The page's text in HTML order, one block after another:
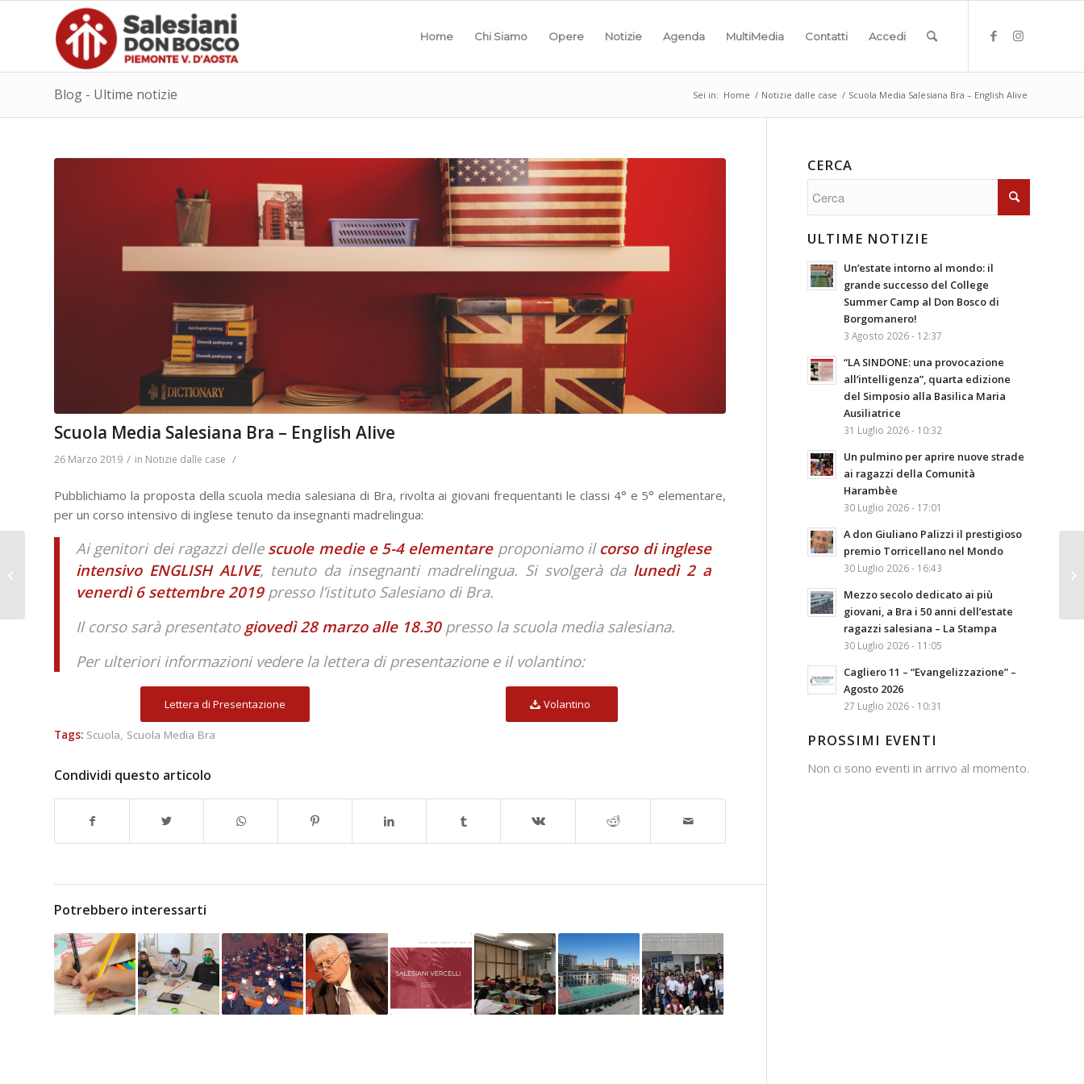
Home Chi Siamo Opere Notizie Agenda MultiMedia Contatti Accedi
Blog - Ultime notizie Sei in: Home / Notizie dalle case / Scuola Media Salesiana Bra – English Alive
Scuola Media Salesiana Bra – English Alive
26 Marzo 2019 / in Notizie dalle case /
Pubblichiamo la proposta della scuola media salesiana di Bra, rivolta ai giovani frequentanti le classi 4° e 5° elementare,
per un corso intensivo di inglese tenuto da insegnanti madrelingua:
Ai genitori dei ragazzi delle scuole medie e 5-4 elementareproponiamo il corso di inglese
intensivo ENGLISH ALIVE, tenuto da insegnanti madrelingua. Si svolgerà da lunedì 2 a
venerdì 6 settembre 2019 presso l’istituto Salesiano di Bra.
Il corso sarà presentato giovedì 28 marzo alle 18.30presso la scuola media salesiana.
Per ulteriori informazioni vedere la lettera di presentazione e il volantino:
Lettera di Presentazione Volantino
Tags: Scuola, Scuola Media Bra
Condividi questo articolo
Potrebbero interessarti
CERCA
ULTIME NOTIZIE
Un’estate intorno al mondo: il
grande successo del College
Summer Camp al Don Bosco di
Borgomanero!
3 Agosto 2026 - 12:37
“LA SINDONE: una provocazione
all’intelligenza”, quarta edizione
del Simposio alla Basilica Maria
Ausiliatrice
31 Luglio 2026 - 10:32
Un pulmino per aprire nuove strade
ai ragazzi della Comunità
Harambèe
30 Luglio 2026 - 17:01
A don Giuliano Palizzi il prestigioso
premio Torricellano nel Mondo
30 Luglio 2026 - 16:43
Mezzo secolo dedicato ai più
giovani, a Bra i 50 anni dell’estate
ragazzi salesiana – La Stampa
30 Luglio 2026 - 11:05
Cagliero 11 – “Evangelizzazione” –
Agosto 2026
27 Luglio 2026 - 10:31
PROSSIMI EVENTI
Non ci sono eventi in arrivo al momento.
Lombriasco – Estate